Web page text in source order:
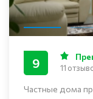
Частные дома
9 11